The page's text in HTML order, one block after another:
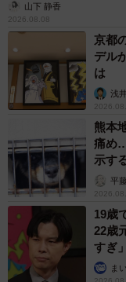
山下 静香
2026.08.08
京都
デル
は
浅
熊本
痛め
示す
平
19歳
22歳
すぎ」
ま